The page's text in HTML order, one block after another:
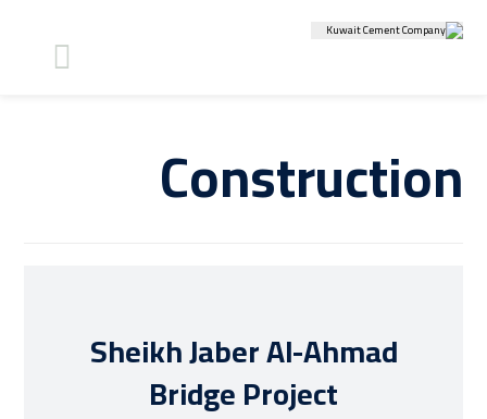
Construction
Sheikh Jaber Al-Ahmad
Bridge Project